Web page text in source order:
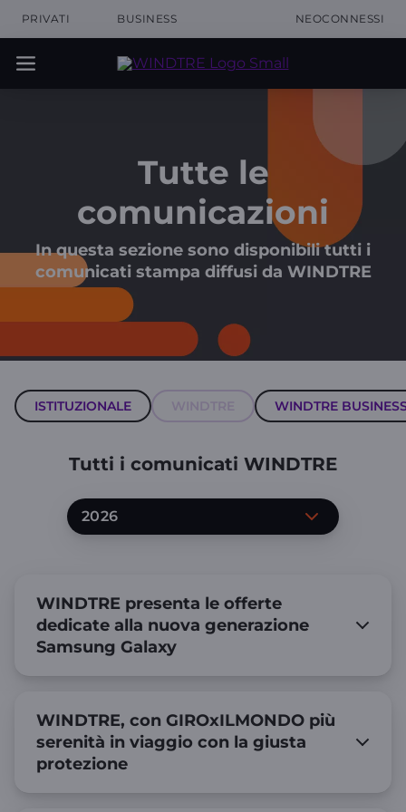
PRIVATI BUSINESS NEOCONNESSI
Tutte le
comunicazioni
In questa sezione sono disponibili tutti i
comunicati stampa diffusi da WINDTRE
ISTITUZIONALE WINDTRE WINDTRE
Tutti i comunicati WINDTRE
2026
WINDTRE presenta le offerte
dedicate alla nuova generazione
Samsung Galaxy
WINDTRE, con GIROxILMONDO più
serenità in viaggio con la giusta
protezione